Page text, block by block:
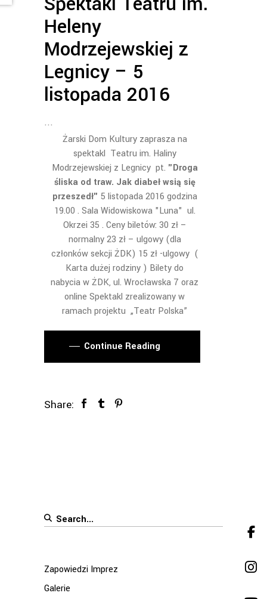
Heleny
Modrzejewskiej z
Legnicy – 5
listopada 2016
Żarski Dom Kultury zaprasza na
spektakl Teatru im. Haliny
Modrzejewskiej z Legnicy pt. "Droga
śliska od traw. Jak diabeł wsią się
przeszedł" 5 listopada 2016 godzina
19.00 . Sala Widowiskowa "Luna" ul.
Okrzei 35 . Ceny biletów: 30 zł –
normalny 23 zł – ulgowy (dla
członków sekcji ŻDK) 15 zł -ulgowy (
Karta dużej rodziny ) Bilety do
nabycia w ŻDK, ul. Wrocławska 7 oraz
online Spektakl zrealizowany w
ramach projektu „Teatr Polska”
Continue Reading
Share:
Search
Zapowiedzi Imprez
Galerie